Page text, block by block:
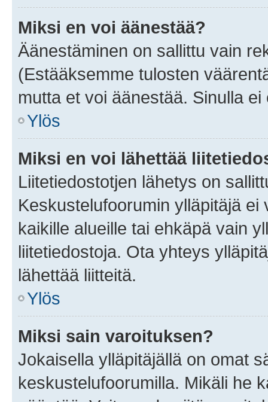
Miksi en voi äänestää?
Äänestäminen on sallittu vain
(Estääksemme tulosten
mutta et voi äänestää. Sinulla
Ylös
Miksi en voi lähettää
Liitetiedostotjen lähetys on
Keskustelufoorumin ylläpitäjä
kaikille alueille tai ehkäpä vain
liitetiedostoja. Ota yhteys
lähettää liitteitä.
Ylös
Miksi sain varoituksen?
Jokaisella ylläpitäjällä on omat
keskustelufoorumilla. Mikäli he